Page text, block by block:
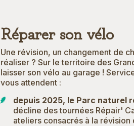
Réparer son vélo
Une révision, un changement de
réaliser ? Sur le territoire des
laisser son vélo au garage !
vous attendent :
depuis 2025, le Parc naturel
décline des tournées Répair'
ateliers consacrés à la